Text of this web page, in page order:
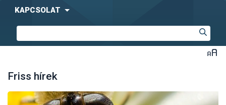
KAPCSOLAT
Friss hírek